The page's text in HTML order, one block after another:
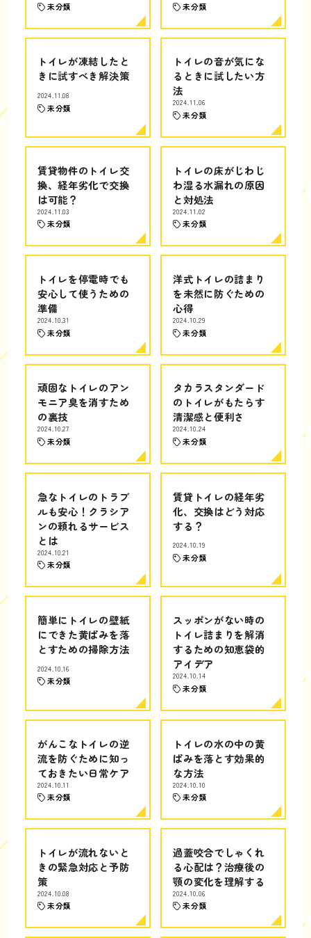
未分類 未分類
トイレが凍結したと
きに試すべき解決策
2024.11.08
未分類
トイレの音が気にな
るときに試したい方
法
2024.11.06
未分類
賃貸物件のトイレ交
換、経年劣化で交換
は可能？
2024.11.03
未分類
トイレの床がじわじ
わ湿る水漏れの原因
と対処法
2024.11.02
未分類
トイレを停電時でも
安心して使うための
準備
2024.10.31
未分類
洋式トイレの詰まり
を未然に防ぐための
心得
2024.10.29
未分類
頑固なトイレのアン
モニア臭を消すため
の裏技
2024.10.27
未分類
タカラスタンダード
のトイレがもたらす
清潔感と便利さ
2024.10.24
未分類
急なトイレのトラブ
ルも安心！クラシア
ンの頼れるサービス
とは
2024.10.21
未分類
賃貸トイレの経年劣
化、交換はどう対応
する？
2024.10.19
未分類
簡単にトイレの壁紙
にできた黄ばみを落
とすための掃除方法
2024.10.16
未分類
スッポンがない時の
トイレ詰まりを解消
するための知恵袋的
アイデア
2024.10.14
未分類
がんこなトイレの逆
流を防ぐために知っ
ておきたい日常ケア
2024.10.11
未分類
トイレの水の中の黄
ばみを落とす効果的
な方法
2024.10.10
未分類
トイレが流れないと
きの緊急対応と予防
策
2024.10.08
未分類
過蓋咬合でしゃくれ
る心配は？治療後の
顎の変化を理解する
2024.10.06
未分類